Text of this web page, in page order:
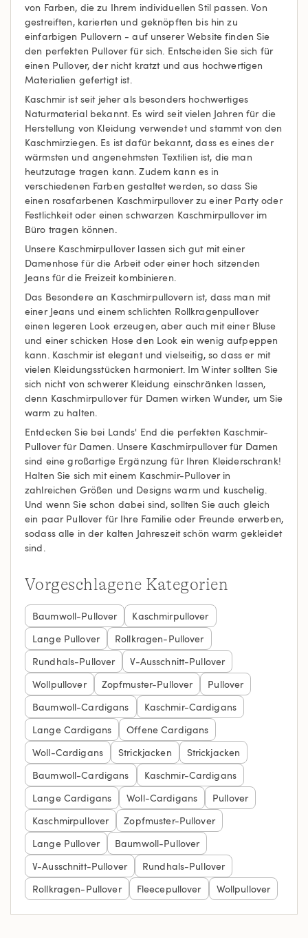
von Farben, die zu Ihrem individuellen Stil passen. Von
gestreiften, karierten und geknöpften bis hin zu
einfarbigen Pullovern - auf unserer Website finden Sie
den perfekten Pullover für sich. Entscheiden Sie sich für
einen Pullover, der nicht kratzt und aus hochwertigen
Materialien gefertigt ist.
Kaschmir ist seit jeher als besonders hochwertiges
Naturmaterial bekannt. Es wird seit vielen Jahren für die
Herstellung von Kleidung verwendet und stammt von den
Kaschmirziegen. Es ist dafür bekannt, dass es eines der
wärmsten und angenehmsten Textilien ist, die man
heutzutage tragen kann. Zudem kann es in
verschiedenen Farben gestaltet werden, so dass Sie
einen rosafarbenen Kaschmirpullover zu einer Party oder
Festlichkeit oder einen schwarzen Kaschmirpullover im
Büro tragen können.
Unsere Kaschmirpullover lassen sich gut mit einer
Damenhose für die Arbeit oder einer hoch sitzenden
Jeans für die Freizeit kombinieren.
Das Besondere an Kaschmirpullovern ist, dass man mit
einer Jeans und einem schlichten Rollkragenpullover
einen legeren Look erzeugen, aber auch mit einer Bluse
und einer schicken Hose den Look ein wenig aufpeppen
kann. Kaschmir ist elegant und vielseitig, so dass er mit
vielen Kleidungsstücken harmoniert. Im Winter sollten Sie
sich nicht von schwerer Kleidung einschränken lassen,
denn Kaschmirpullover für Damen wirken Wunder, um Sie
warm zu halten.
Entdecken Sie bei Lands' End die perfekten Kaschmir-
Pullover für Damen. Unsere Kaschmirpullover für Damen
sind eine großartige Ergänzung für Ihren Kleiderschrank!
Halten Sie sich mit einem Kaschmir-Pullover in
zahlreichen Größen und Designs warm und kuschelig.
Und wenn Sie schon dabei sind, sollten Sie auch gleich
ein paar Pullover für Ihre Familie oder Freunde erwerben,
sodass alle in der kalten Jahreszeit schön warm gekleidet
sind.
Vorgeschlagene Kategorien
Baumwoll-Pullover
Kaschmirpullover
Lange Pullover
Rollkragen-Pullover
Rundhals-Pullover
V-Ausschnitt-Pullover
Wollpullover
Zopfmuster-Pullover
Pullover
Baumwoll-Cardigans
Kaschmir-Cardigans
Lange Cardigans
Offene Cardigans
Woll-Cardigans
Strickjacken
Strickjacken
Baumwoll-Cardigans
Kaschmir-Cardigans
Lange Cardigans
Woll-Cardigans
Pullover
Kaschmirpullover
Zopfmuster-Pullover
Lange Pullover
Baumwoll-Pullover
V-Ausschnitt-Pullover
Rundhals-Pullover
Rollkragen-Pullover
Fleecepullover Wollpullover